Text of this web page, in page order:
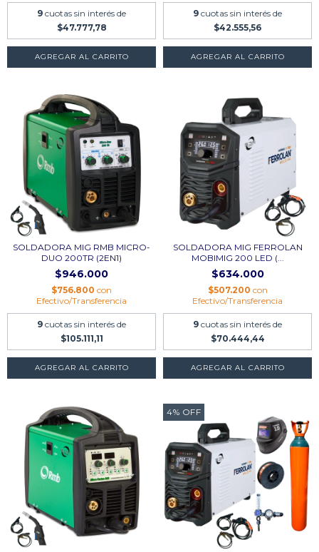
9 cuotas sin interés de
$47.777,78
AGREGAR AL CARRITO
9 cuotas sin interés de
$42.555,56
AGREGAR AL CARRITO
SOLDADORA MIG RMB MICRO-
DUO 200TR (2EN1)
$946.000
$756.800 con
Efectivo/Transferencia
9 cuotas sin interés de
$105.111,11
SOLDADORA MIG FERROLAN
MOBIMIG 200 LED (...
$634.000
$507.200 con
Efectivo/Transferencia
9 cuotas sin interés de
$70.444,44
4% OFF